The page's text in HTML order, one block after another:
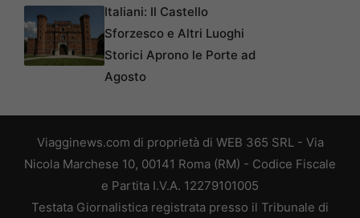
Italiani: Il Castello
Sforzesco e Altri Luoghi
Storici Aprono le Porte ad
Agosto
Viagginews.com di proprietà di WEB 365 SRL - Via
Nicola Marchese 10, 00141 Roma (RM) - Codice Fiscale
e Partita I.V.A. 12279101005
Testata Giornalistica registrata presso il Tribunale di